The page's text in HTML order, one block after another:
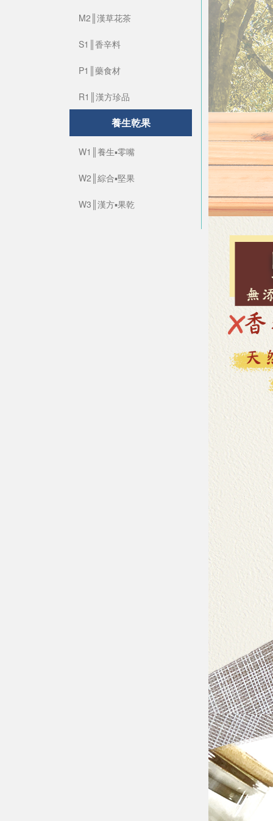
M2║漢草花茶
S1║香辛料
P1║藥食材
R1║漢方珍品
養生乾果
W1║養生▪零嘴
W2║綜合▪堅果
W3║漢方▪果乾